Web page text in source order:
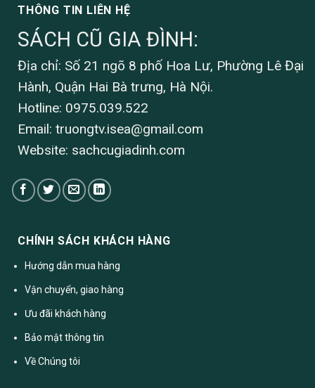
THÔNG TIN LIÊN HỆ
SÁCH CŨ GIA ĐÌNH:
Địa chỉ: Số 21 ngõ 8 phố Hoa Lư, Phường Lê Đại
Hành, Quận Hai Bà trưng, Hà Nội.
Hotline: 0975.039.522
Email: truongtv.isea@gmail.com
Website: sachcugiadinh.com
CHÍNH SÁCH KHÁCH HÀNG
Hướng dẫn mua hàng
Vận chuyển, giao hàng
Ưu đãi khách hàng
Bảo mật thông tin
Về Chúng tôi